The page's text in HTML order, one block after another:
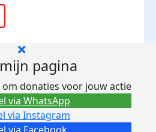
pagina
om donaties voor jouw actie
via Instagram
via WhatsApp